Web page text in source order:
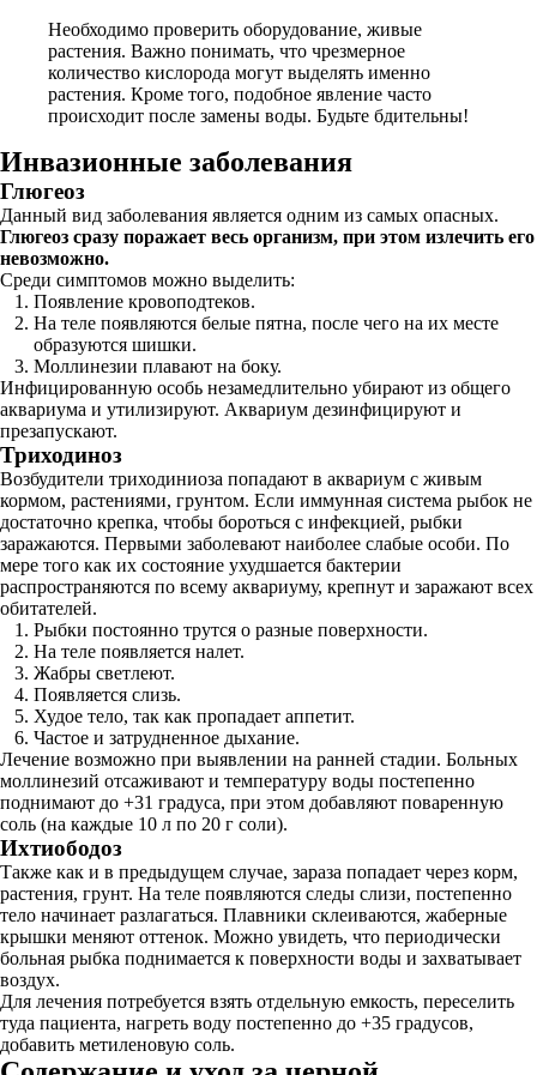
Необходимо проверить оборудование, живые
растения. Важно понимать, что чрезмерное
количество кислорода могут выделять именно
растения. Кроме того, подобное явление часто
происходит после замены воды. Будьте бдительны!
Инвазионные заболевания
Глюгеоз
Данный вид заболевания является одним из самых опасных.
Глюгеоз сразу поражает весь организм, при этом излечить его
невозможно.
Среди симптомов можно выделить:
Появление кровоподтеков.
На теле появляются белые пятна, после чего на их месте
образуются шишки.
Моллинезии плавают на боку.
Инфицированную особь незамедлительно убирают из общего
аквариума и утилизируют. Аквариум дезинфицируют и
презапускают.
Триходиноз
Возбудители триходиниоза попадают в аквариум с живым
кормом, растениями, грунтом. Если иммунная система рыбок не
достаточно крепка, чтобы бороться с инфекцией, рыбки
заражаются. Первыми заболевают наиболее слабые особи. По
мере того как их состояние ухудшается бактерии
распространяются по всему аквариуму, крепнут и заражают всех
обитателей.
Рыбки постоянно трутся о разные поверхности.
На теле появляется налет.
Жабры светлеют.
Появляется слизь.
Худое тело, так как пропадает аппетит.
Частое и затрудненное дыхание.
Лечение возможно при выявлении на ранней стадии. Больных
моллинезий отсаживают и температуру воды постепенно
поднимают до +31 градуса, при этом добавляют поваренную
соль (на каждые 10 л по 20 г соли).
Ихтиободоз
Также как и в предыдущем случае, зараза попадает через корм,
растения, грунт. На теле появляются следы слизи, постепенно
тело начинает разлагаться. Плавники склеиваются, жаберные
крышки меняют оттенок. Можно увидеть, что периодически
больная рыбка поднимается к поверхности воды и захватывает
воздух.
Для лечения потребуется взять отдельную емкость, переселить
туда пациента, нагреть воду постепенно до +35 градусов,
добавить метиленовую соль.